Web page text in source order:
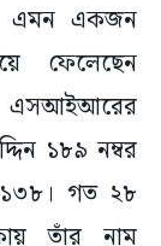
এমন একজন
ফেলেছেন
এসআইআরের
১৮৯ নম্বর
১৩৮। গত ২৮
তাঁর নাম